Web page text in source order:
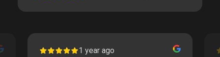
1 year ago